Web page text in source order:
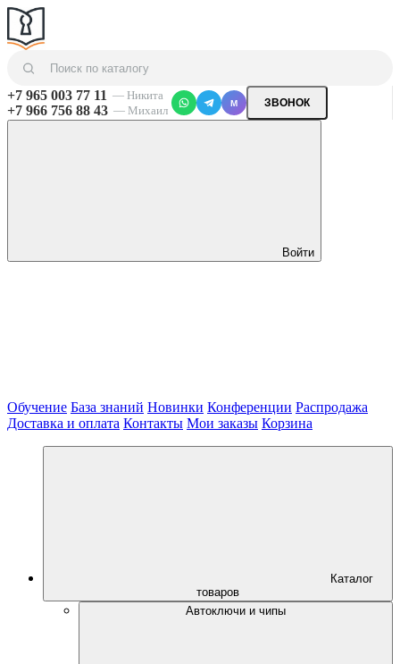
+7 965 003 77 11 — Никита
+7 966 756 88 43 — Михаил
M ЗВОНОК
Войти
Обучение База знаний Новинки Конференции Распродажа
Доставка и оплата Контакты Мои заказы Корзина
Каталог
товаров
Автоключи и чипы